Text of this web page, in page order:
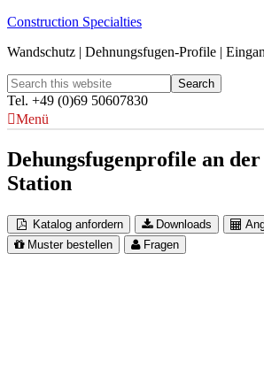
Construction Specialties
Wandschutz | Dehnungsfugen-Profile |
Tel. +49 (0)69 50607830
Menü
Dehungsfugenprofile an
Station
Katalog anfordern Downloads
Muster bestellen
Fragen